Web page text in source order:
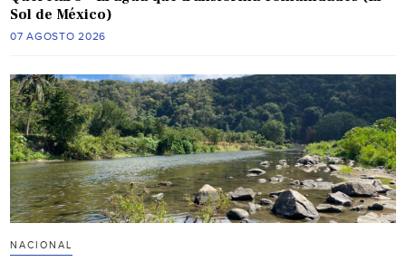
Sol de México)
07 AGOSTO 2026
NACIONAL